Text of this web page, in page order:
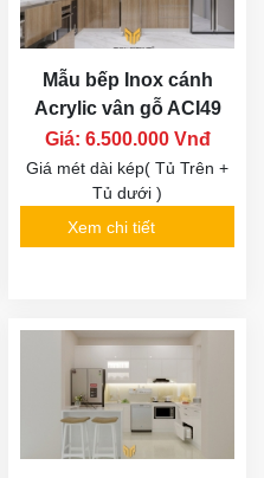
Mẫu bếp Inox cánh
Acrylic vân gỗ ACI49
Giá: 6.500.000 Vnđ
Giá mét dài kép( Tủ Trên +
Tủ dưới )
Xem chi tiết